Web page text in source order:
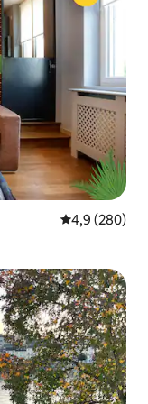
Gemiddelde
4,9 (280)